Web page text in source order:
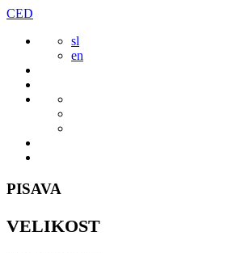
Preskoči
vsebine
CED
sl
en
PISAVA
VELIKOST